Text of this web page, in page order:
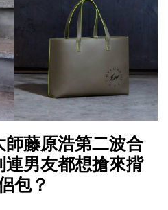
師藤原浩第二波合
連男友都想搶來揹
包？